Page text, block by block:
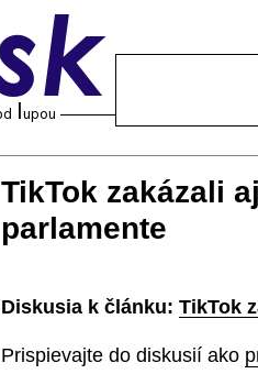
TikTok zakázali
parlamente
Diskusia k článku: TikTok
Prispievajte do diskusií ako